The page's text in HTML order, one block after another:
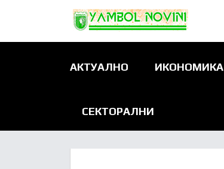
АКТУАЛНО ИКОНОМИКА
СЕКТОРАЛНИ